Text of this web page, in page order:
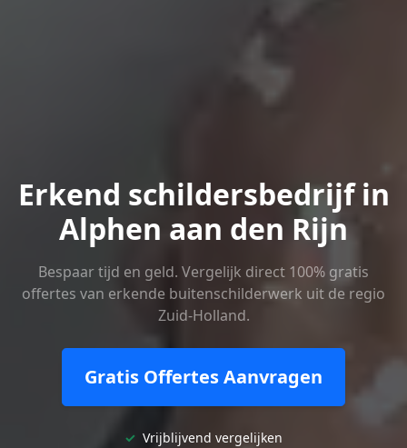
Erkend schildersbedrijf in
Alphen aan den Rijn
Bespaar tijd en geld. Vergelijk direct 100% gratis
offertes van erkende buitenschilderwerk uit de regio
Zuid-Holland.
Gratis Offertes Aanvragen
✓ Vrijblijvend vergelijken